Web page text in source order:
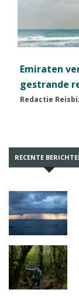
Emiraten
gestrande
Redactie
RECENTE